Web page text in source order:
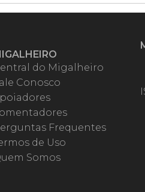
do Migalheiro
Conosco
Frequentes
de Uso
Somos